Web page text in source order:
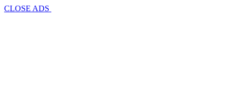
CLOSE ADS